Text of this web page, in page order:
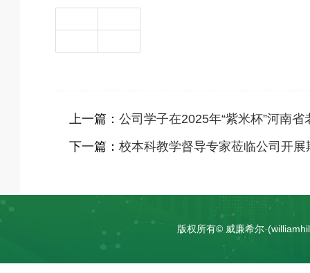
上一篇： 公司学子在2025年“紫米杯”河南
下一篇： 校本科教学督导专家莅临公司开
版权所有© 威廉希尔